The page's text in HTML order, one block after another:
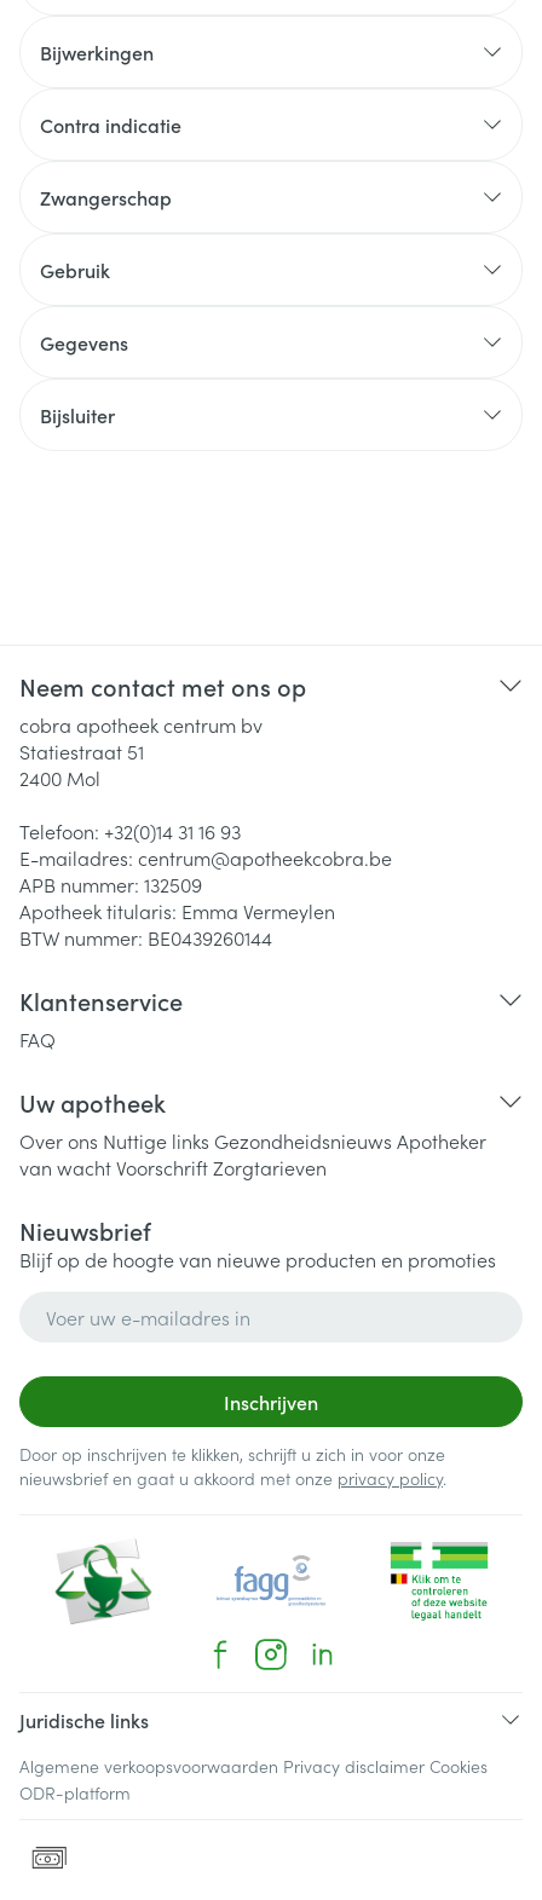
Bijwerkingen
Contra indicatie
Zwangerschap
Gebruik
Gegevens
Bijsluiter
Neem contact met ons op
cobra apotheek centrum bv
Statiestraat 51
2400 Mol
Telefoon: +32(0)14 31 16 93
E-mailadres: centrum@apotheekcobra.be
APB nummer: 132509
Apotheek titularis: Emma Vermeylen
BTW nummer: BE0439260144
Klantenservice
FAQ
Uw apotheek
Over ons Nuttige links Gezondheidsnieuws Apotheker
van wachtVoorschriftZorgtarieven
Nieuwsbrief
Blijf op de hoogte van nieuwe producten en promoties
Inschrijven
Door op inschrijven te klikken, schrijft u zich in voor onze
nieuwsbrief en gaat u akkoord met onze privacy policy.
Juridische links
Algemene verkoopsvoorwaarden Privacy disclaimer Cookies
ODR-platform